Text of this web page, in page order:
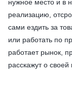
нужное место и в
реализацию,
сами ездить за
или работать по
работает рынок,
расскажут о своей